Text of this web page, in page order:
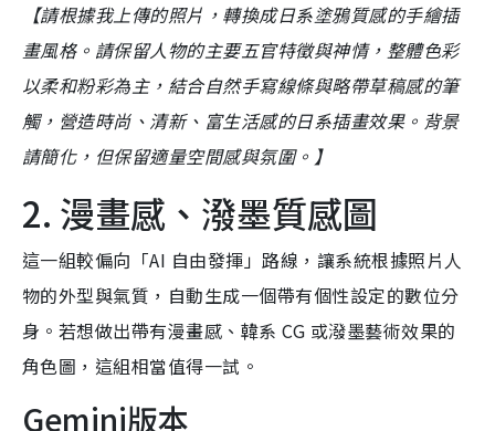
【請根據我上傳的照片，轉換成日系塗鴉質感的手繪插
畫風格。請保留人物的主要五官特徵與神情，整體色彩
以柔和粉彩為主，結合自然手寫線條與略帶草稿感的筆
觸，營造時尚、清新、富生活感的日系插畫效果。背景
請簡化，但保留適量空間感與氛圍。】
2. 漫畫感、潑墨質感圖
這一組較偏向「AI 自由發揮」路線，讓系統根據照片人
物的外型與氣質，自動生成一個帶有個性設定的數位分
身。若想做出帶有漫畫感、韓系 CG 或潑墨藝術效果的
角色圖，這組相當值得一試。
Gemini版本